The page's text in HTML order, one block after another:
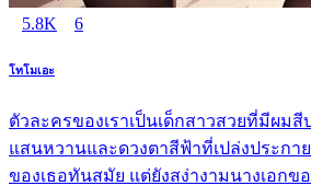
5.8K 6
โทโมเอะ
ตัวละครของเราเป็นเด็กสาวสวยที่มีผม
แสนหวานและดวงตาสีฟ้าที่เปล่งประกา
ของเธอทันสมัย แต่ยังสง่างามนางเอกข